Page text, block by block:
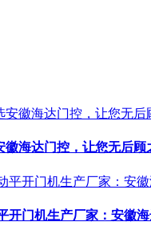
海达门控，让您无后顾
开门机生产厂家：安徽